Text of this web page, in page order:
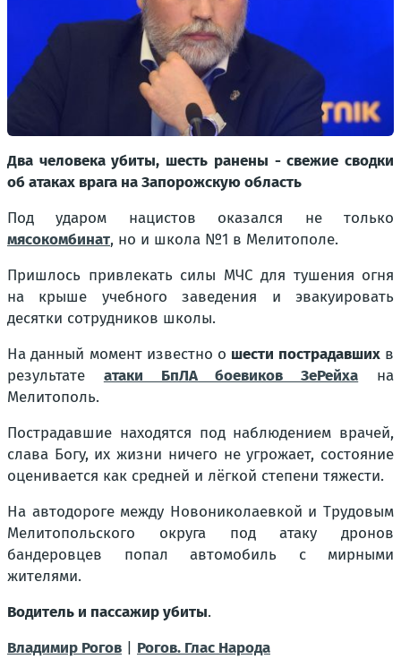
Два человека убиты, шесть ранены - свежие сводки
об атаках врага на Запорожскую область
Под ударом нацистов оказался не только
мясокомбинат, но и школа №1 в Мелитополе.
Пришлось привлекать силы МЧС для тушения огня
на крыше учебного заведения и эвакуировать
десятки сотрудников школы.
На данный момент известно о шести пострадавшихв
результате атаки БпЛА боевиков ЗеРейха на
Мелитополь.
Пострадавшие находятся под наблюдением врачей,
слава Богу, их жизни ничего не угрожает, состояние
оценивается как средней и лёгкой степени тяжести.
На автодороге между Новониколаевкой и Трудовым
Мелитопольского округа под атаку дронов
бандеровцев попал автомобиль с мирными
жителями.
Водитель и пассажир убиты.
Владимир Рогов
Рогов. Глас Народа